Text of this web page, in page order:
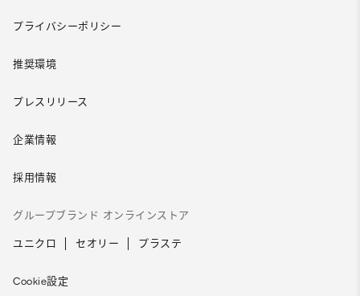
プライバシーポリシー
推奨環境
プレスリリース
企業情報
採用情報
グループブランド オンラインストア
ユニクロ セオリー プラステ
Cookie設定